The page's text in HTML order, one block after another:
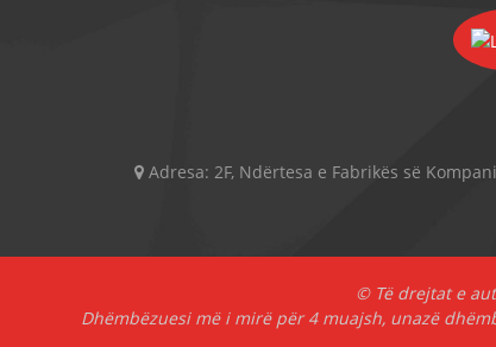
Adresa: 2F, Ndërtesa e Fabrikës së
© Të drejtat e
Dhëmbëzuesi më i mirë për 4 muajsh, unazë